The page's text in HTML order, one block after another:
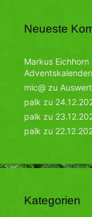
Neueste
Markus Eichhorn
mic@ zu
palk zu
palk zu
palk zu
Kategorien